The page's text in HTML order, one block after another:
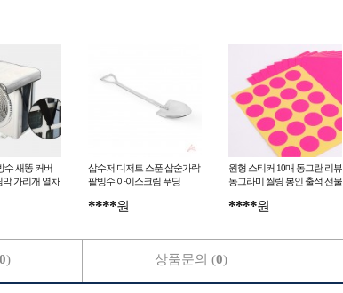
수 새똥 커버
막 가리개 열차
삽수저 디저트 스푼 삽숟가락
팥빙수 아이스크림 푸딩
****원
원형 스티커 10매 동그란 리뷰
동그라미 씰링 봉인 출석 선물
****원
) 상품문의 (0)